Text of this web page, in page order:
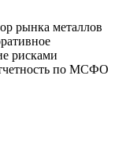
рынка металлов
рисками
по МСФО